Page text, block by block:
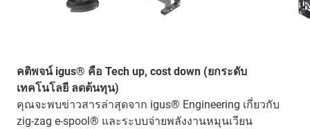
คติพจน์ igus® คือ Tech up, cost down (ยกระดับ
เทคโนโลยี ลดต้นทุน)
คุณจะพบข่าวสารล่าสุดจาก igus® Engineering เกี่ยวกับ
zig-zag e-spool® และระบบจ่ายพลังงานหมุนเวียน